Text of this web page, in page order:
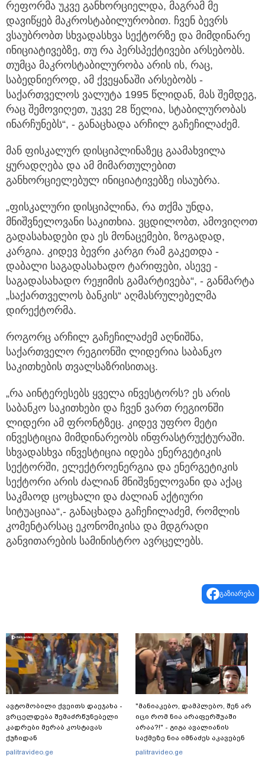
რეფორმა უკვე განხორციელდა, მაგრამ მე
დავიწყებ მაკროსტაბილურობით. ჩვენ ბევრს
ვსაუბრობთ სხვადასხვა სექტორზე და მიმდინარე
ინიციატივებზე, თუ რა პერსპექტივები არსებობს.
თუმცა მაკროსტაბილურობა არის ის, რაც,
საბედნიეროდ, ამ ქვეყანაში არსებობს -
საქართველოს ვალუტა 1995 წლიდან, მას შემდეგ,
რაც შემოვიღეთ, უკვე 28 წელია, სტაბილურობას
ინარჩუნებს“, - განაცხადა არჩილ გაჩეჩილაძემ.
მან ფისკალურ დისციპლინაზეც გაამახვილა
ყურადღება და ამ მიმართულებით
განხორციელებულ ინიციატივებზე ისაუბრა.
„ფისკალური დისციპლინა, რა თქმა უნდა,
მნიშვნელოვანი საკითხია. ვცდილობთ, ამოვიღოთ
გადასახადები და ეს მონაცემები, ზოგადად,
კარგია. კიდევ ბევრი კარგი რამ გაკეთდა -
დაბალი საგადასახადო ტარიფები, ასევე -
საგადასახადო რეჟიმის გამარტივება“, - განმარტა
„საქართველოს ბანკის“ აღმასრულებელმა
დირექტორმა.
როგორც არჩილ გაჩეჩილაძემ აღნიშნა,
საქართველო რეგიონში ლიდერია საბანკო
საკითხების თვალსაზრისითაც.
„რა აინტერესებს ყველა ინვესტორს? ეს არის
საბანკო საკითხები და ჩვენ ვართ რეგიონში
ლიდერი ამ ფრონტზეც. კიდევ უფრო მეტი
ინვესტიცია მიმდინარეობს ინფრასტრუქტურაში.
სხვადასხვა ინვესტიცია იდება ენერგეტიკის
სექტორში, ელექტროენერგია და ენერგეტიკის
სექტორი არის ძალიან მნიშვნელოვანი და აქაც
საკმაოდ ცოცხალი და ძალიან აქტიური
სიტუაციაა“,- განაცხადა გაჩეჩილაძემ, რომლის
კომენტარსაც ეკონომიკისა და მდგრადი
განვითარების სამინისტრო ავრცელებს.
გაზიარება
ავტომობილი ქვეითს დაეჯახა -
ვრცელდება შემაძრწუნებელი
კადრები მერაბ კოსტავას
ქუჩიდან
palitravideo.ge
"მანიაკებო, დამპლებო, შენ არ
იცი რომ ნია არაფერშუაში
არაა?!" - გიგა ავალიანის
საქმეზე ნია იმნაძეს აკავებენ
palitravideo.ge